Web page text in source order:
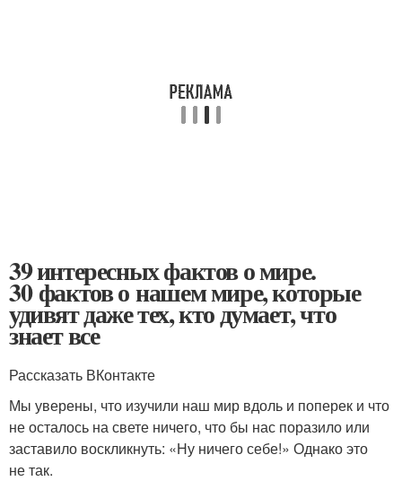
39 интересных фактов о мире.
30 фактов о нашем мире, которые
удивят даже тех, кто думает, что
знает все
Рассказать ВКонтакте
Мы уверены, что изучили наш мир вдоль и поперек и что
не осталось на свете ничего, что бы нас поразило или
заставило воскликнуть: «Ну ничего себе!» Однако это
не так.